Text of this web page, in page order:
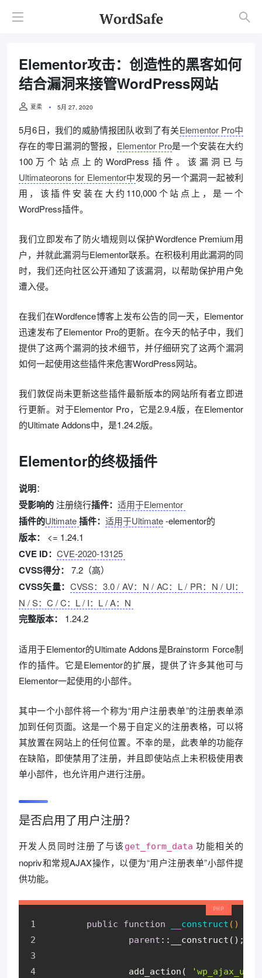
Elementor攻击：创造性的黑客如何
结合漏洞来接管WordPress网站
夏柔 5月 27, 2020
5月6日，我们的威胁情报团队收到了有关Elementor Pro中
存在的零日漏洞的警报， Elementor Pro是一个安装在大约
100万个站点上的WordPress插件。该漏洞已与
Ultimateorons for Elementor中发现的另一个漏洞一起被利
用，该插件安装在大约110,000个站点上，是一个
WordPress插件。
我们立即发布了防火墙规则以保护Wordfence Premium用
户，并就此漏洞与Elementor联系。在积极利用此漏洞的同
时，我们还向社区公开通知了该漏洞，以帮助保护用户免
遭入侵。
在我们在Wordfence博客上发布公告的同一天，Elementor
迅速发布了Elementor Pro的更新。在今天的帖子中，我们
提供了这两个漏洞的技术细节，并仔细研究了这两个漏洞
如何一起使用这些插件来危害WordPress网站。
我们敦促尚未更新这些插件最新版本的网站所有者立即进
行更新。对于Elementor Pro，它是2.9.4版，在Elementor
的Ultimate Addons中，是1.24.2版。
Elementor的终极插件
说明：
受影响的注册绕行插件： 适用于Elementor
插件的Ultimate插件： 适用于Ultimate-elementor的
版本： <= 1.24.1
CVE ID： CVE-2020-13125
CVSS得分： 7.2（高）
CVSS矢量： CVSS：3.0 / AV：N / AC：L / PR：N / UI：
N / S：C / C：L / I：L / A：N
完整版本： 1.24.2
适用于Elementor的Ultimate Addons是Brainstorm Force制
作的插件。它是Elementor的扩展，提供了许多其他可与
Elementor一起使用的小部件。
其中一个小部件将一个称为“用户注册表单”的注册表单添
加到任何页面。这是一个易于自定义的注册表格，可以将
其放置在网站上的任何位置。不幸的是，此表单的功能存
在缺陷，即使禁用了注册，并且即使站点上未积极使用表
单小部件，也允许用户进行注册。
是否启用了用户注册？
开发人员同时注册了与该get_form_data 功能相关的
nopriv和常规AJAX操作，以便为“用户注册表单”小部件提
供功能。
public function __construct ()
parent ::__construct();
		add_action(